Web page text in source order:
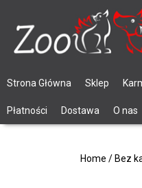
Strona Główna Sklep
Płatności Dostawa O nas
Home / Bez